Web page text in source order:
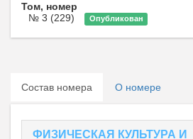
Том, номер
№ 3 (229)
Опубликован
Состав номера О номере
ФИЗИЧЕСКАЯ КУЛЬТУРА И